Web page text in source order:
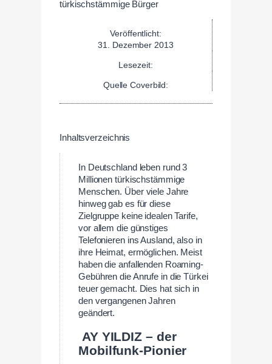
Veröffentlicht:
31. Dezember 2013
Lesezeit:
Quelle Coverbild:
Inhaltsverzeichnis
In Deutschland leben rund 3
Millionen türkischstämmige
Menschen. Über viele Jahre
hinweg gab es für diese
Zielgruppe keine idealen Tarife,
vor allem die günstiges
Telefonieren ins Ausland, also in
ihre Heimat, ermöglichen. Meist
haben die anfallenden Roaming-
Gebühren die Anrufe in die Türkei
teuer gemacht. Dies hat sich in
den vergangenen Jahren
geändert.
AY YILDIZ – der
Mobilfunk-Pionier